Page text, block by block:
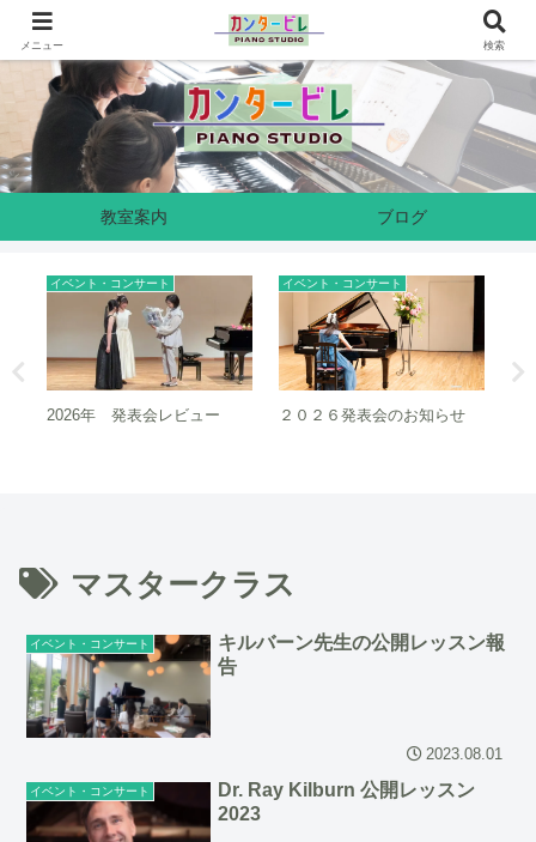
奈良県生駒市のピアノ教室です
教室案内 ブログ
イベント・コンサート
2026年 発表会レビュー
イベント・コンサート
２０２６発表会のお知らせ
マスタークラス
イベント・コンサート
キルバーン先生の公開レッスン報
告
2023.08.01
イベント・コンサート
Dr. Ray Kilburn 公開レッスン
2023
メニュー 検索